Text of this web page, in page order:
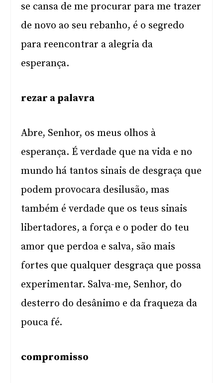
se cansa de me procurar para me trazer
de novo ao seu rebanho, é o segredo
para reencontrar a alegria da
esperança.
rezar a palavra
Abre, Senhor, os meus olhos à
esperança. É verdade que na vida e no
mundo há tantos sinais de desgraça que
podem provocara desilusão, mas
também é verdade que os teus sinais
libertadores, a força e o poder do teu
amor que perdoa e salva, são mais
fortes que qualquer desgraça que possa
experimentar. Salva-me, Senhor, do
desterro do desânimo e da fraqueza da
pouca fé.
compromisso